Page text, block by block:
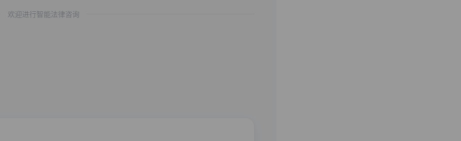
欢迎进行智能法律咨询